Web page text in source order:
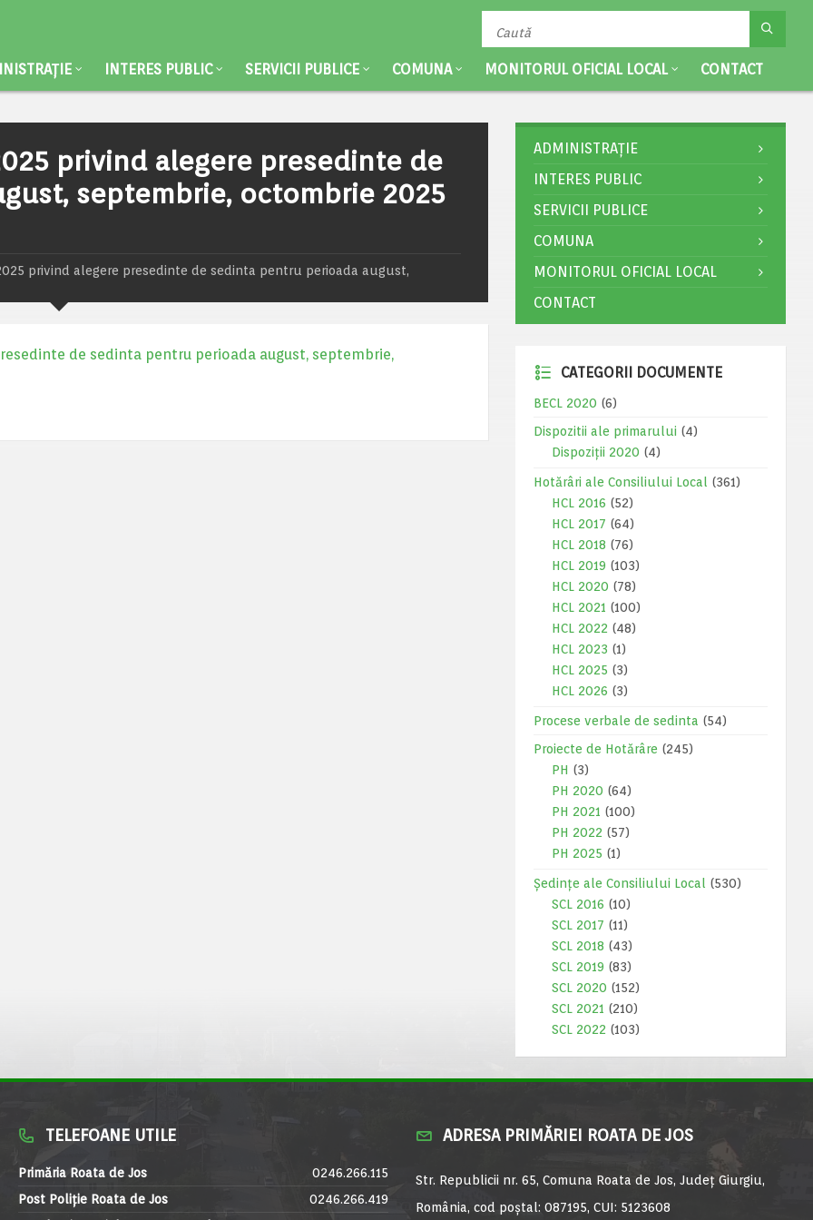
INTERES PUBLIC SERVICII PUBLICE COMUNA MONITORUL OFICIAL LOCAL CONTACT
privind alegere presedinte de
septembrie, octombrie 2025
privind alegere presedinte de sedinta pentru perioada august,
de sedinta pentru perioada august, septembrie,
ADMINISTRAȚIE
INTERES PUBLIC
SERVICII PUBLICE
COMUNA
MONITORUL OFICIAL LOCAL
CONTACT
CATEGORII DOCUMENTE
BECL 2020 (6)
Dispozitii ale primarului (4)
Dispoziții 2020 (4)
Hotărâri ale Consiliului Local
(361)
HCL 2016 (52)
HCL 2017 (64)
HCL 2018 (76)
HCL 2019 (103)
HCL 2020 (78)
HCL 2021 (100)
HCL 2022 (48)
HCL 2023 (1)
HCL 2025 (3)
HCL 2026 (3)
Procese verbale de sedinta (54)
Proiecte de Hotărâre (245)
PH (3)
PH 2020 (64)
PH 2021 (100)
PH 2022 (57)
PH 2025 (1)
Ședințe ale Consiliului Local
(530)
SCL 2016 (10)
SCL 2017 (11)
SCL 2018 (43)
SCL 2019 (83)
SCL 2020 (152)
SCL 2021 (210)
SCL 2022 (103)
TELEFOANE UTILE
Primăria Roata de Jos
0246.266.115
Post Poliție Roata de Jos
0246.266.419
ADRESA PRIMĂRIEI ROATA DE JOS
Str. Republicii nr. 65, Comuna Roata de Jos, Județ Giurgiu,
România, cod poștal: 087195, CUI: 5123608